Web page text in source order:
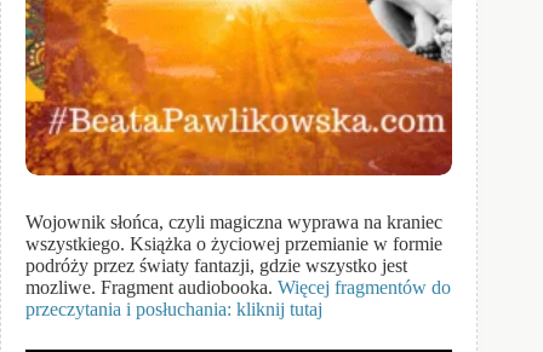
Wojownik słońca, czyli magiczna wyprawa na kraniec
wszystkiego. Książka o życiowej przemianie w formie
podróży przez światy fantazji, gdzie wszystko jest
mozliwe. Fragment audiobooka. Więcej fragmentów do
przeczytania i posłuchania: kliknij tutaj